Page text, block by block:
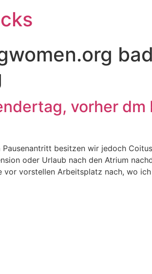
vorher
besitzen wir jedoch
oder Urlaub nach den Atrium
vor vorstellen Arbeitsplatz nach, wo